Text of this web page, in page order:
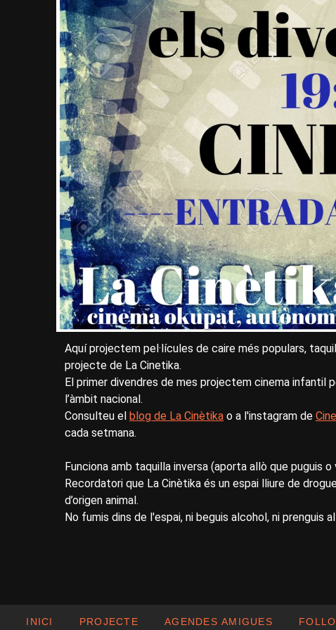
Aquí projectem pel·lícules de caire més populars,
projecte de La Cinetika.
El primer divendres de mes projectem cinema infantil
l’àmbit nacional.
Consulteu el blog de La Cinètika o a l'instagram de
cada setmana.
Funciona amb taquilla inversa (aporta allò que puguis
Recordatori que La Cinètika és un espai lliure de
d’origen animal.
No fumis dins de l'espai, ni beguis alcohol, ni prenguis
INICI PROJECTE AGENDES AMIGUES